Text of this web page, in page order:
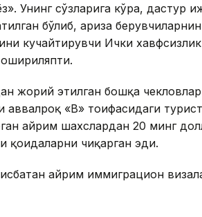
Унинг сўзларига кўра, дастур
бўлиб, ариза
кучайтирувчи Ички хавфсизлик
жорий этилган бошқа
«B» тоифасидаги
айрим шахслардан 20 минг
қоидаларни чиқарган эди.
айрим иммиграцион